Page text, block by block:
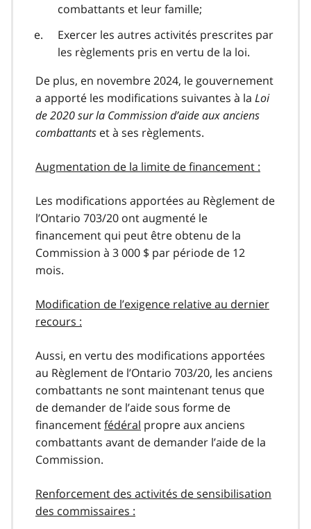
combattants et leur famille;
Exercer les autres activités prescrites par
les règlements pris en vertu de la loi.
De plus, en novembre 2024, le gouvernement
a apporté les modifications suivantes à la Loi
de 2020 sur la Commission d’aide aux anciens
combattants et à ses règlements.
Augmentation de la limite de financement :
Les modifications apportées au Règlement de
l’Ontario 703/20 ont augmenté le
financement qui peut être obtenu de la
Commission à 3 000 $ par période de 12
mois.
Modification de l’exigence relative au dernier
recours :
Aussi, en vertu des modifications apportées
au Règlement de l’Ontario 703/20, les anciens
combattants ne sont maintenant tenus que
de demander de l’aide sous forme de
financementfédéral propre aux anciens
combattants avant de demander l’aide de la
Commission.
Renforcement des activités de sensibilisation
des commissaires :